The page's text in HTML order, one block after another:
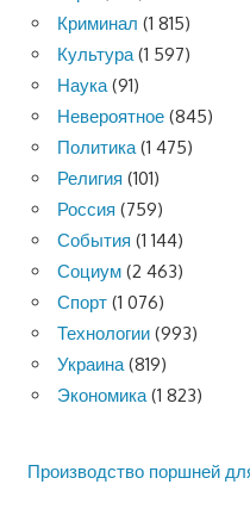
Криминал (1 815)
Культура(1 597)
Наука(91)
Невероятное (845)
Политика(1 475)
Религия (101)
Россия (759)
События (1 144)
Социум (2 463)
Спорт (1 076)
Технологии (993)
Украина(819)
Экономика(1 823)
Производство поршней